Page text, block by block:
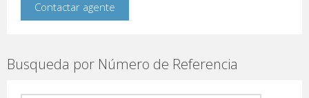
Busqueda por Número de Referencia